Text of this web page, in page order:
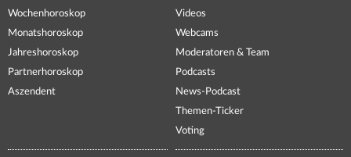
Wochenhoroskop
Monatshoroskop
Jahreshoroskop
Partnerhoroskop
Aszendent
Videos
Webcams
Moderatoren & Team
Podcasts
News-Podcast
Themen-Ticker
Voting